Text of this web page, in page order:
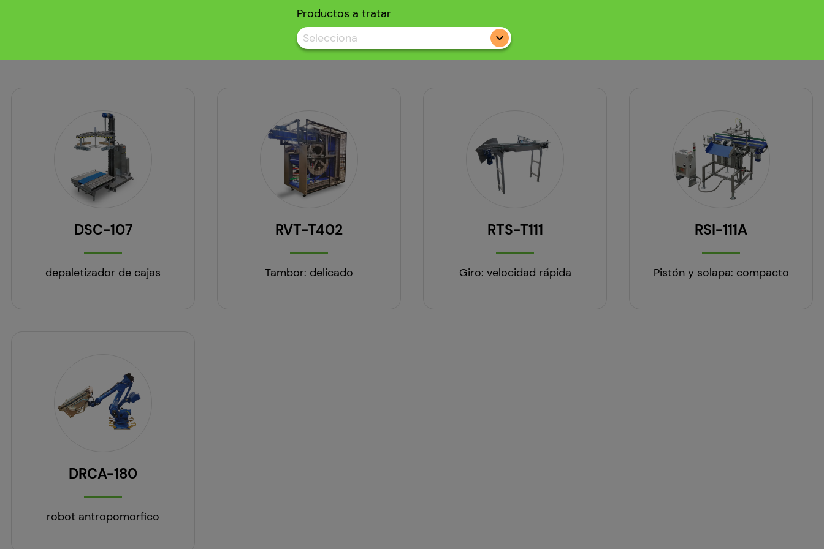
Productos a tratar
Selecciona
DSC-107
depaletizador de cajas
RVT-T402
Tambor: delicado
RTS-T111
Giro: velocidad rápida
RSI-111A
Pistón y solapa: compacto
DRCA-180
robot antropomorfico